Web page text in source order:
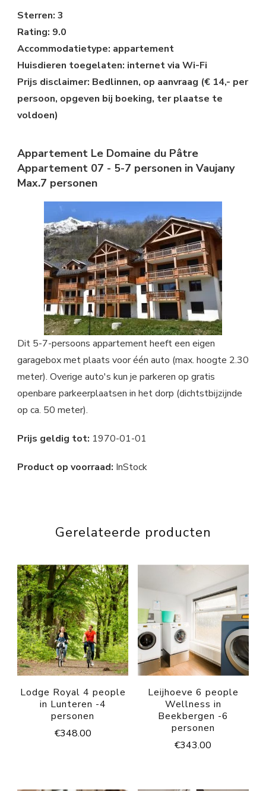
Sterren: 3
Rating: 9.0
Accommodatietype: appartement
Huisdieren toegelaten: internet via Wi-Fi
Prijs disclaimer: Bedlinnen, op aanvraag (€ 14,- per
persoon, opgeven bij boeking, ter plaatse te
voldoen)
Appartement Le Domaine du Pâtre
Appartement 07 - 5-7 personen in Vaujany
Max.7 personen
Dit 5-7-persoons appartement heeft een eigen
garagebox met plaats voor één auto (max. hoogte 2.30
meter). Overige auto's kun je parkeren op gratis
openbare parkeerplaatsen in het dorp (dichtstbijzijnde
op ca. 50 meter).
Prijs geldig tot: 1970-01-01
Product op voorraad: InStock
Gerelateerde producten
Lodge Royal 4 people
in Lunteren -4
personen
€348.00
Leijhoeve 6 people
Wellness in
Beekbergen -6
personen
€343.00